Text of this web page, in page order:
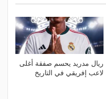
ريال مدريد يحسم صفقة أغلى
لاعب إفريقي في التاريخ